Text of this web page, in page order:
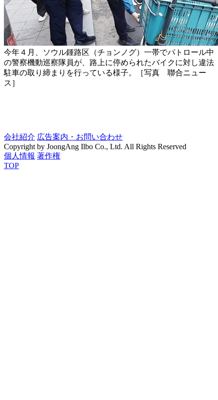
今年４月、ソウル鍾路区（チョンノグ）一帯でパトロール中
の警察機動巡察隊員が、路上に停められたバイクに対し違法
駐車の取り締まりを行っている様子。［写真 聯合ニュー
ス］
会社紹介 広告案内・お問い合わせ
Copyright by JoongAng Ilbo Co., Ltd. All Rights Reserved
個人情報 著作権
TOP